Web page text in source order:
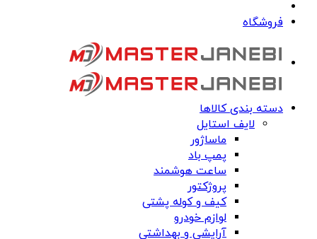
فروشگاه
دسته بندی کالاها
لایف استایل
ماساژور
پمپ باد
ساعت هوشمند
پروژکتور
کیف و کوله پشتی
لوازم خودرو
آرایشی و بهداشتی